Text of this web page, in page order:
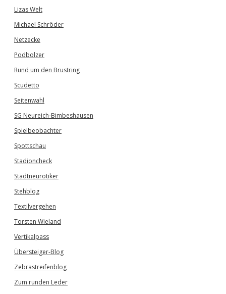
Lizas Welt
Michael Schröder
Netzecke
Podbolzer
Rund um den Brustring
Scudetto
Seitenwahl
SG Neureich-Bimbeshausen
Spielbeobachter
Spottschau
Stadioncheck
Stadtneurotiker
Stehblog
Textilvergehen
Torsten Wieland
Vertikalpass
Übersteiger-Blog
Zebrastreifenblog
Zum runden Leder